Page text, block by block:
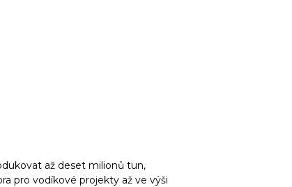
až deset milionů tun,
pro vodíkové projekty až ve výši